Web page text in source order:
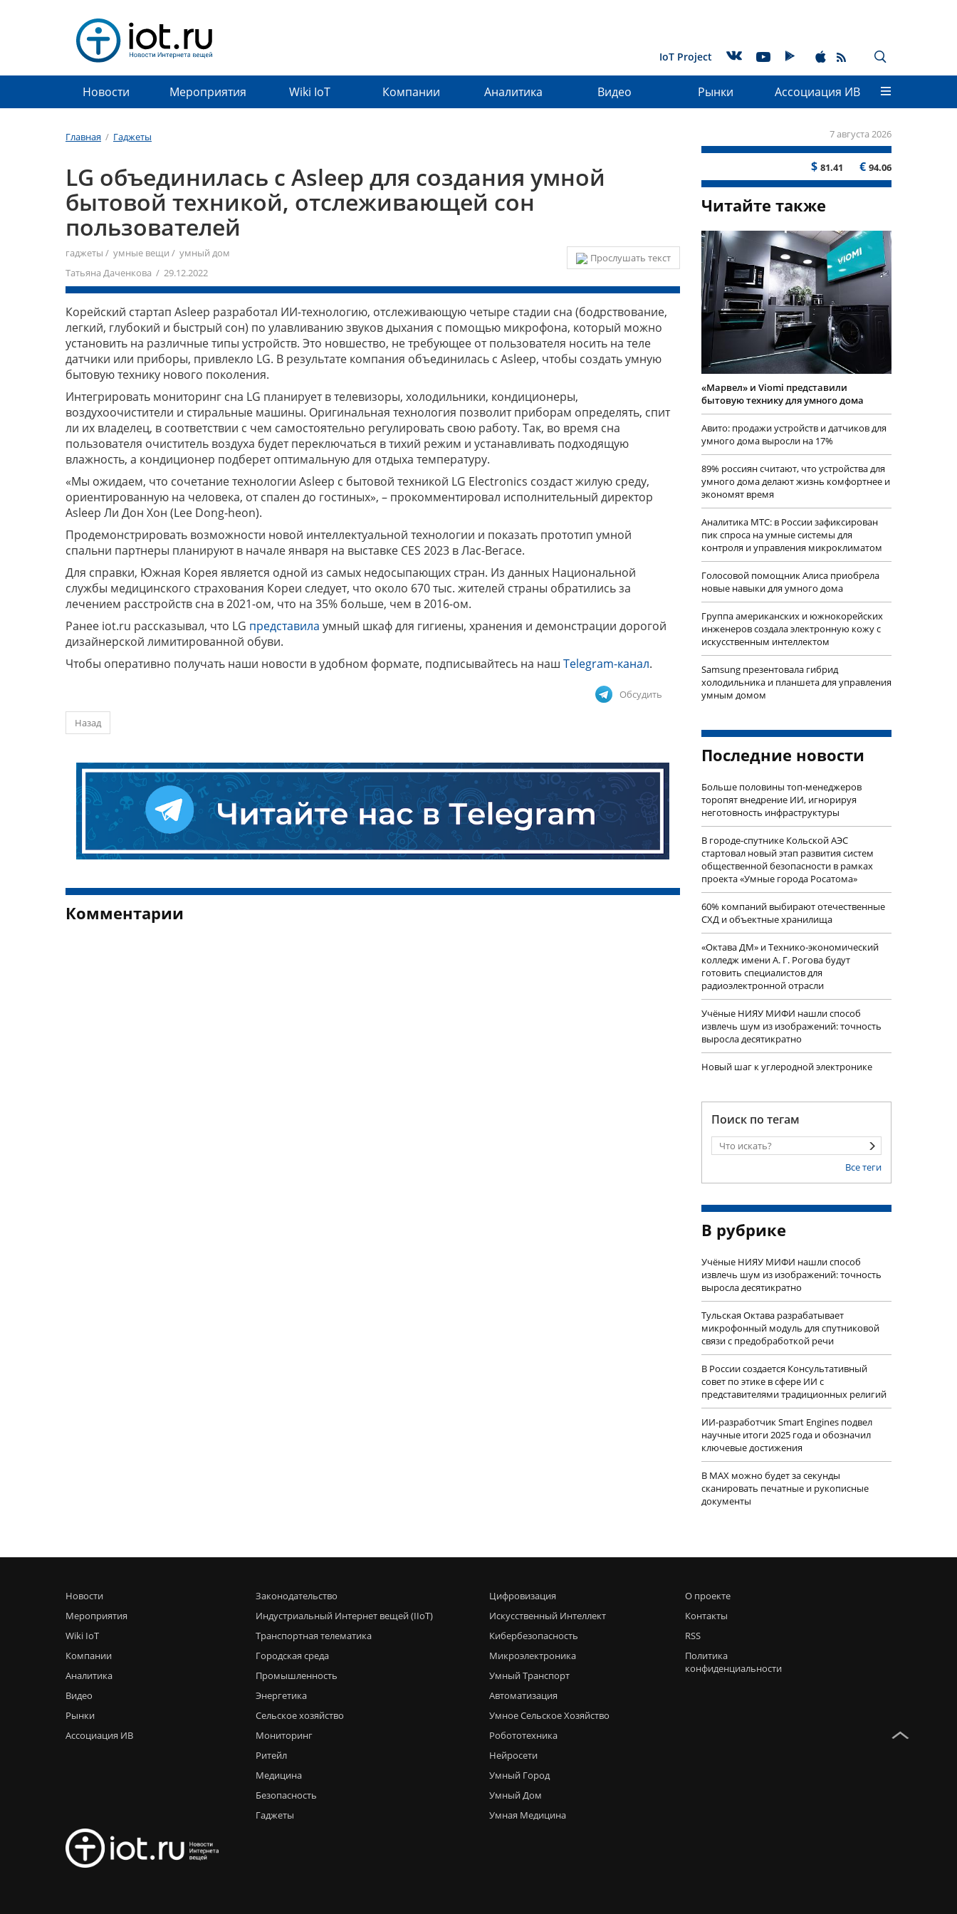
IoT Project
Новости Мероприятия Wiki IoT Компании Аналитика Видео Рынки Ассоциация ИВ
Главная / Гаджеты 7 августа 2026
$ 81.41 € 94.06
LG объединилась с Asleep для создания умной
бытовой техникой, отслеживающей сон
пользователей
Прослушать текст
гаджеты / умные вещи / умный дом
Татьяна Даченкова / 29.12.2022
Корейский стартап Asleep разработал ИИ-технологию, отслеживающую четыре стадии сна (бодрствование,
легкий, глубокий и быстрый сон) по улавливанию звуков дыхания с помощью микрофона, который можно
установить на различные типы устройств. Это новшество, не требующее от пользователя носить на теле
датчики или приборы, привлекло LG. В результате компания объединилась с Asleep, чтобы создать умную
бытовую технику нового поколения.
Интегрировать мониторинг сна LG планирует в телевизоры, холодильники, кондиционеры,
воздухоочистители и стиральные машины. Оригинальная технология позволит приборам определять, спит
ли их владелец, в соответствии с чем самостоятельно регулировать свою работу. Так, во время сна
пользователя очиститель воздуха будет переключаться в тихий режим и устанавливать подходящую
влажность, а кондиционер подберет оптимальную для отдыха температуру.
«Мы ожидаем, что сочетание технологии Asleep с бытовой техникой LG Electronics создаст жилую среду,
ориентированную на человека, от спален до гостиных», – прокомментировал исполнительный директор
Asleep Ли Дон Хон (Lee Dong-heon).
Продемонстрировать возможности новой интеллектуальной технологии и показать прототип умной
спальни партнеры планируют в начале января на выставке CES 2023 в Лас-Вегасе.
Для справки, Южная Корея является одной из самых недосыпающих стран. Из данных Национальной
службы медицинского страхования Кореи следует, что около 670 тыс. жителей страны обратились за
лечением расстройств сна в 2021-ом, что на 35% больше, чем в 2016-ом.
Ранее iot.ru рассказывал, что LG представила умный шкаф для гигиены, хранения и демонстрации дорогой
дизайнерской лимитированной обуви.
Чтобы оперативно получать наши новости в удобном формате, подписывайтесь на наш Telegram-канал.
Обсудить
Назад
Комментарии
Читайте также
«Марвел» и Viomi представили
бытовую технику для умного дома
Авито: продажи устройств и датчиков для
умного дома выросли на 17%
89% россиян считают, что устройства для
умного дома делают жизнь комфортнее и
экономят время
Аналитика МТС: в России зафиксирован
пик спроса на умные системы для
контроля и управления микроклиматом
Голосовой помощник Алиса приобрела
новые навыки для умного дома
Группа американских и южнокорейских
инженеров создала электронную кожу с
искусственным интеллектом
Samsung презентовала гибрид
холодильника и планшета для управления
умным домом
Последние новости
Больше половины топ-менеджеров
торопят внедрение ИИ, игнорируя
неготовность инфраструктуры
В городе-спутнике Кольской АЭС
стартовал новый этап развития систем
общественной безопасности в рамках
проекта «Умные города Росатома»
60% компаний выбирают отечественные
СХД и объектные хранилища
«Октава ДМ» и Технико-экономический
колледж имени А. Г. Рогова будут
готовить специалистов для
радиоэлектронной отрасли
Учëные НИЯУ МИФИ нашли способ
извлечь шум из изображений: точность
выросла десятикратно
Новый шаг к углеродной электронике
Поиск по тегам
Все теги
В рубрике
Учëные НИЯУ МИФИ нашли способ
извлечь шум из изображений: точность
выросла десятикратно
Тульская Октава разрабатывает
микрофонный модуль для спутниковой
связи с предобработкой речи
В России создается Консультативный
совет по этике в сфере ИИ с
представителями традиционных религий
ИИ-разработчик Smart Engines подвел
научные итоги 2025 года и обозначил
ключевые достижения
В MAX можно будет за секунды
сканировать печатные и рукописные
документы
Новости
Мероприятия
Wiki IoT
Компании
Аналитика
Видео
Рынки
Ассоциация ИВ
Законодательство
Индустриальный Интернет вещей (IIoT)
Транспортная телематика
Городская среда
Промышленность
Энергетика
Сельское хозяйство
Мониторинг
Ритейл
Медицина
Безопасность
Гаджеты
Цифровизация
Искусственный Интеллект
Кибербезопасность
Микроэлектроника
Умный Транспорт
Автоматизация
Умное Сельское Хозяйство
Робототехника
Нейросети
Умный Город
Умный Дом
Умная Медицина
О проекте
Контакты
RSS
Политика
конфиденциальности